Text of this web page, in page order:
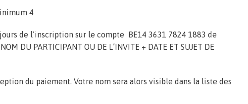
4
de l’inscription sur le compte BE14 3631 7824 1883 de
DU PARTICIPANT OU DE L’INVITE + DATE ET SUJET DE
du paiement. Votre nom sera alors visible dans la liste des